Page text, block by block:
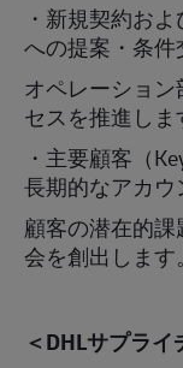
・ 新規契約お
への提案・条件
オペレーショ
セスを推進しま
・主要顧客（
長期的なアカウ
顧客の潜在的
会を創出します。
＜DHLサプライ